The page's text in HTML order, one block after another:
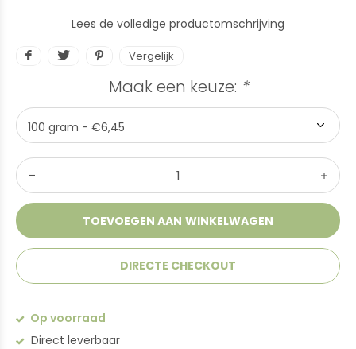
Lees de volledige productomschrijving
Vergelijk
Maak een keuze: *
TOEVOEGEN AAN WINKELWAGEN
DIRECTE CHECKOUT
Op voorraad
Direct leverbaar